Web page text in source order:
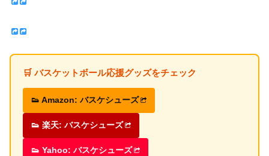
🛒 バスケットボール応援グッズをチェック
👟 Amazon: バスケシューズ
👟 楽天: バスケシューズ
👟 Yahoo: バスケシューズ